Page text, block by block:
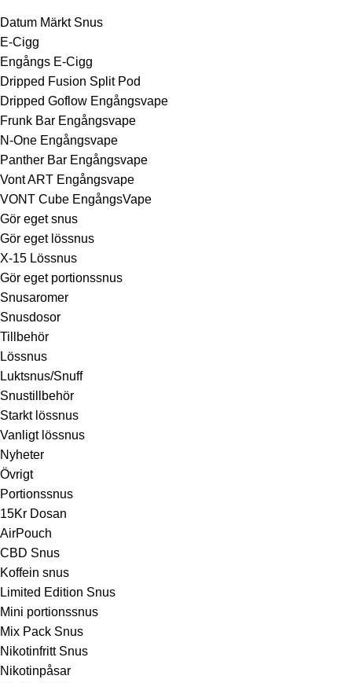
Datum Märkt Snus
E-Cigg
Engångs E-Cigg
Dripped Fusion Split Pod
Dripped Goflow Engångsvape
Frunk Bar Engångsvape
N-One Engångsvape
Panther Bar Engångsvape
Vont ART Engångsvape
VONT Cube EngångsVape
Gör eget snus
Gör eget lössnus
X-15 Lössnus
Gör eget portionssnus
Snusaromer
Snusdosor
Tillbehör
Lössnus
Luktsnus/Snuff
Snustillbehör
Starkt lössnus
Vanligt lössnus
Nyheter
Övrigt
Portionssnus
15Kr Dosan
AirPouch
CBD Snus
Koffein snus
Limited Edition Snus
Mini portionssnus
Mix Pack Snus
Nikotinfritt Snus
Nikotinpåsar